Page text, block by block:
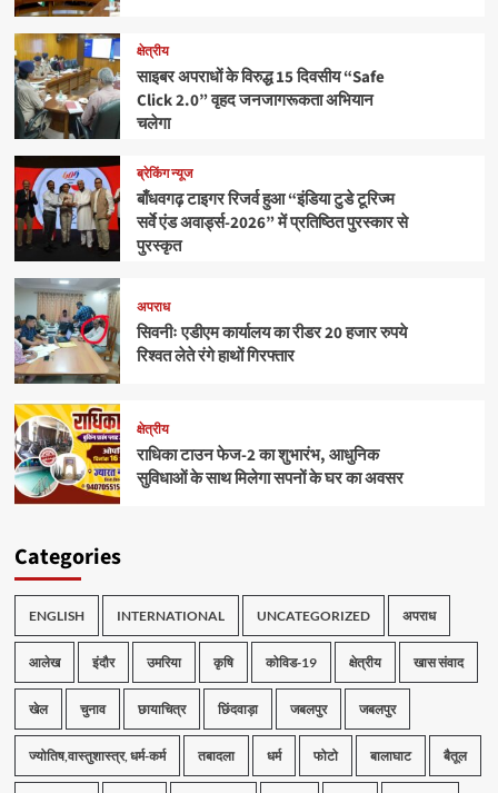
क्षेत्रीय
साइबर अपराधों के विरुद्ध 15 दिवसीय “Safe
Click 2.0” वृहद जनजागरूकता अभियान
चलेगा
ब्रेकिंग न्यूज
बाँधवगढ़ टाइगर रिजर्व हुआ “इंडिया टुडे टूरिज्म
सर्वे एंड अवार्ड्स-2026” में प्रतिष्ठित पुरस्कार से
पुरस्कृत
अपराध
सिवनीः एडीएम कार्यालय का रीडर 20 हजार रुपये
रिश्वत लेते रंगे हाथों गिरफ्तार
क्षेत्रीय
राधिका टाउन फेज-2 का शुभारंभ, आधुनिक
सुविधाओं के साथ मिलेगा सपनों के घर का अवसर
Categories
ENGLISH INTERNATIONAL UNCATEGORIZED अपराध
आलेख इंदौर उमरिया कृषि कोविड-19 क्षेत्रीय खास संवाद
खेल चुनाव छायाचित्र छिंदवाड़ा जबलपुर जबलपुर
ज्योतिष,वास्तुशास्त्र, धर्म-कर्म तबादला धर्म फोटो बालाघाट बैतूल